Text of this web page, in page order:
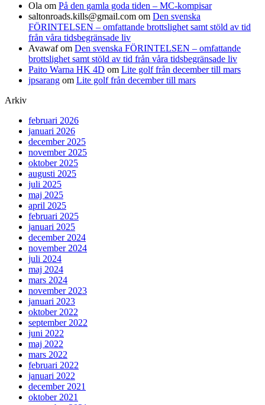
Ola om På den gamla goda tiden – MC-kompisar
saltonroads.kills@gmail.com om Den svenska
FÖRINTELSEN – omfattande brottslighet samt stöld av tid
från våra tidsbegränsade liv
Avawafom Den svenska FÖRINTELSEN – omfattande
brottslighet samt stöld av tid från våra tidsbegränsade liv
Paito Warna HK 4D om Lite golf från december till mars
jpsarang om Lite golf från december till mars
Arkiv
februari 2026
januari 2026
december 2025
november 2025
oktober 2025
augusti 2025
juli 2025
maj 2025
april 2025
februari 2025
januari 2025
december 2024
november 2024
juli 2024
maj 2024
mars 2024
november 2023
januari 2023
oktober 2022
september 2022
juni 2022
maj 2022
mars 2022
februari 2022
januari 2022
december 2021
oktober 2021